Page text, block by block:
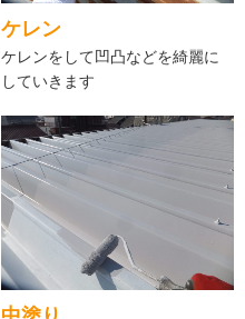
ケレン
ケレンをして凹凸などを綺麗に
していきます